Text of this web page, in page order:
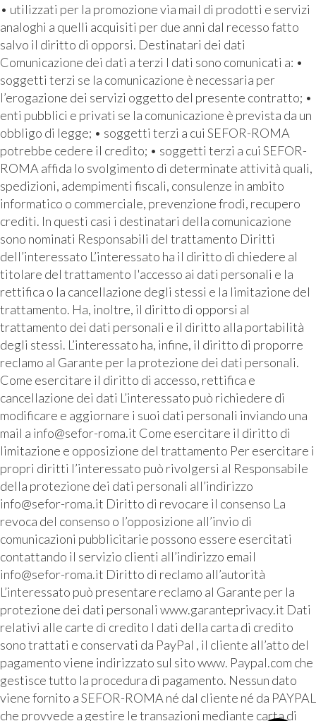
• utilizzati per la promozione via mail di prodotti e servizi
analoghi a quelli acquisiti per due anni dal recesso fatto
salvo il diritto di opporsi. Destinatari dei dati
Comunicazione dei dati a terzi I dati sono comunicati a: •
soggetti terzi se la comunicazione è necessaria per
l’erogazione dei servizi oggetto del presente contratto; •
enti pubblici e privati se la comunicazione è prevista da un
obbligo di legge; • soggetti terzi a cui SEFOR-ROMA
potrebbe cedere il credito; • soggetti terzi a cui SEFOR-
ROMA affida lo svolgimento di determinate attività quali,
spedizioni, adempimenti fiscali, consulenze in ambito
informatico o commerciale, prevenzione frodi, recupero
crediti. In questi casi i destinatari della comunicazione
sono nominati Responsabili del trattamento Diritti
dell’interessato L’interessato ha il diritto di chiedere al
titolare del trattamento l'accesso ai dati personali e la
rettifica o la cancellazione degli stessi e la limitazione del
trattamento. Ha, inoltre, il diritto di opporsi al
trattamento dei dati personali e il diritto alla portabilità
degli stessi. L’interessato ha, infine, il diritto di proporre
reclamo al Garante per la protezione dei dati personali.
Come esercitare il diritto di accesso, rettifica e
cancellazione dei dati L’interessato può richiedere di
modificare e aggiornare i suoi dati personali inviando una
mail a info@sefor-roma.it Come esercitare il diritto di
limitazione e opposizione del trattamento Per esercitare i
propri diritti l’interessato può rivolgersi al Responsabile
della protezione dei dati personali all’indirizzo
info@sefor-roma.it Diritto di revocare il consenso La
revoca del consenso o l’opposizione all’invio di
comunicazioni pubblicitarie possono essere esercitati
contattando il servizio clienti all’indirizzo email
info@sefor-roma.it Diritto di reclamo all’autorità
L’interessato può presentare reclamo al Garante per la
protezione dei dati personali www.garanteprivacy.it Dati
relativi alle carte di credito I dati della carta di credito
sono trattati e conservati da PayPal , il cliente all’atto del
pagamento viene indirizzato sul sito www. Paypal.com che
gestisce tutto la procedura di pagamento. Nessun dato
viene fornito a SEFOR-ROMA né dal cliente né da PAYPAL
che provvede a gestire le transazioni mediante carta di